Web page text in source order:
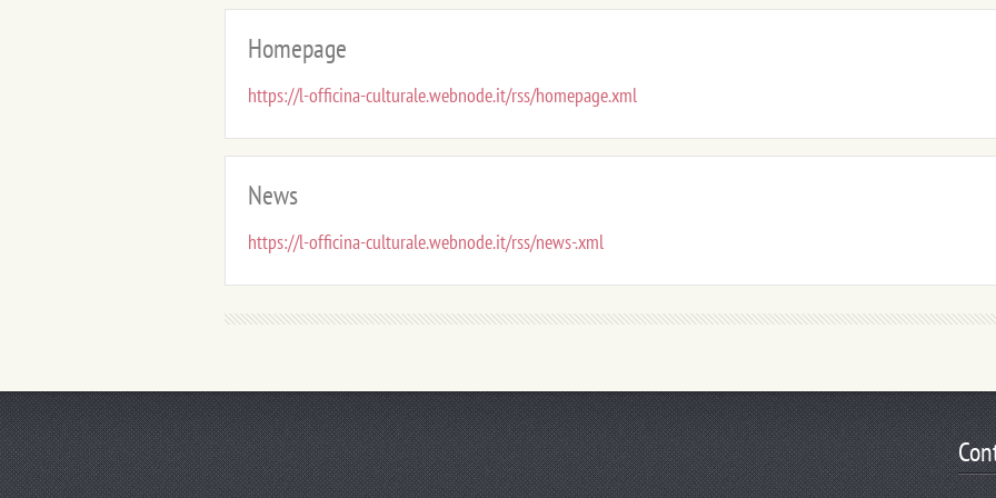
Homepage
https://l-officina-culturale.webnode.it/rss/homepage.xml
News
https://l-officina-culturale.webnode.it/rss/news-.xml